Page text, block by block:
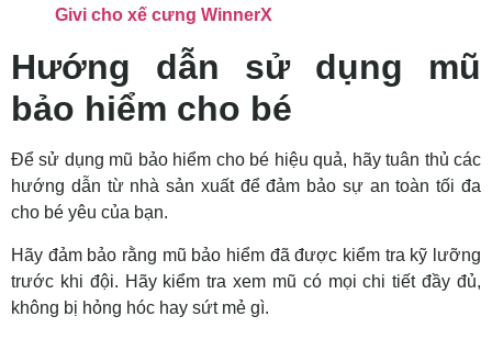
Givi cho xế cưng WinnerX
Hướng dẫn sử dụng mũ
bảo hiểm cho bé
Để sử dụng mũ bảo hiểm cho bé hiệu quả, hãy tuân thủ các
hướng dẫn từ nhà sản xuất để đảm bảo sự an toàn tối đa
cho bé yêu của bạn.
Hãy đảm bảo rằng mũ bảo hiểm đã được kiểm tra kỹ lưỡng
trước khi đội. Hãy kiểm tra xem mũ có mọi chi tiết đầy đủ,
không bị hỏng hóc hay sứt mẻ gì.